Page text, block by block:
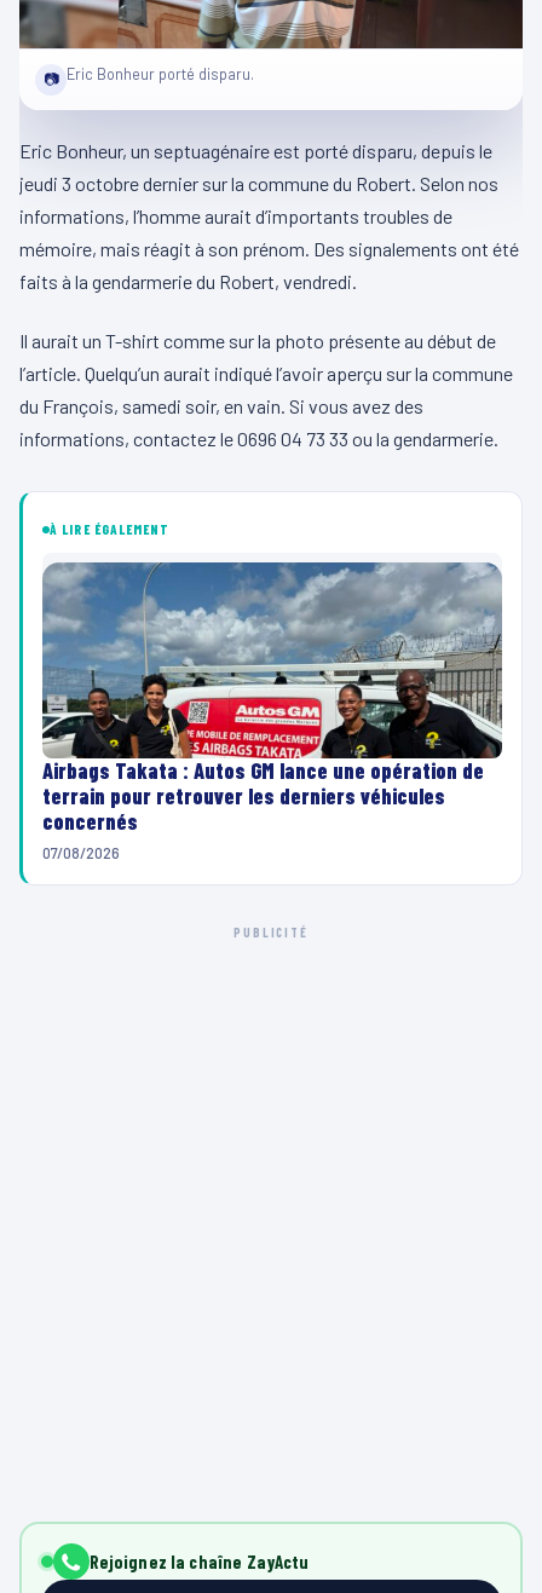
📷 Eric Bonheur porté disparu.
Eric Bonheur, un septuagénaire est porté disparu, depuis le
jeudi 3 octobre dernier sur la commune du Robert. Selon nos
informations, l’homme aurait d’importants troubles de
mémoire, mais réagit à son prénom. Des signalements ont été
faits à la gendarmerie du Robert, vendredi.
Il aurait un T-shirt comme sur la photo présente au début de
l’article. Quelqu’un aurait indiqué l’avoir aperçu sur la commune
du François, samedi soir, en vain. Si vous avez des
informations, contactez le 0696 04 73 33 ou la gendarmerie.
À LIRE ÉGALEMENT
Airbags Takata : Autos GM lance une opération de
terrain pour retrouver les derniers véhicules
concernés
07/08/2026
PUBLICITÉ
Rejoignez la chaîne ZayActu